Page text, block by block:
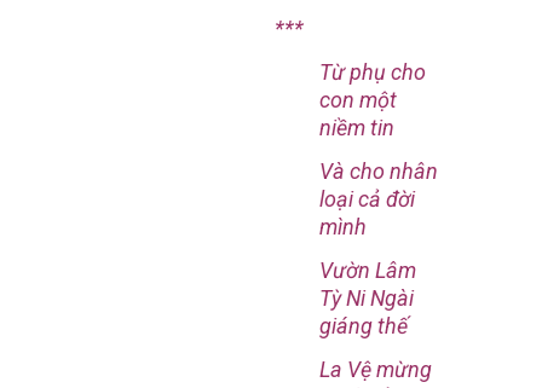
***
Từ phụ cho
con một
niềm tin
Và cho nhân
loại cả đời
mình
Vườn Lâm
Tỳ Ni Ngài
giáng thế
La Vệ mừng